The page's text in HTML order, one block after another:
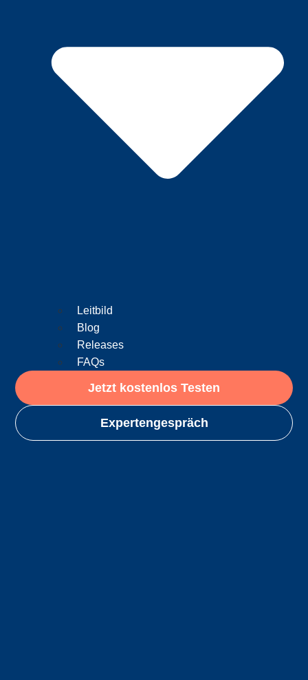
Leitbild
Blog
Releases
FAQs
Jetzt kostenlos Testen
Expertengespräch